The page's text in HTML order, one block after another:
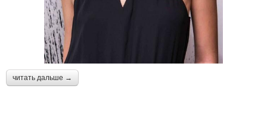
читать дальше →